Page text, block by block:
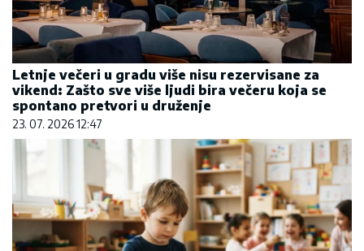
Letnje večeri u gradu više nisu rezervisane za
vikend: Zašto sve više ljudi bira večeru koja se
spontano pretvori u druženje
23. 07. 2026 12:47